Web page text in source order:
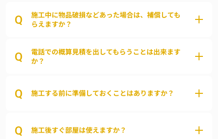
Q
施工中に物品破損などあった場合は、補償しても
らえますか？
Q
電話での概算見積を出してもらうことは出来ます
か？
Q 施工する前に準備しておくことはありますか？
Q 施工後すぐ部屋は使えますか？